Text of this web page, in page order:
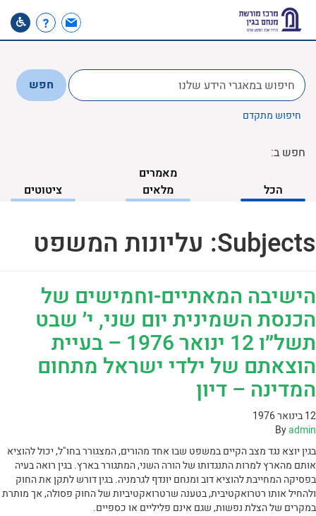
לחפש
ב:
חפש
חיפוש מתקדם
חפש ב:
הכל
מאמרים
מלאים
ציטוטים
Subjects: עליונות המשפט
הישיבה המאתיים-וחמישים של
הכנסת השמינית יום שני, י׳ שבט
תשל״ו 12 ינואר 1976 – בעיית
הוצאתם של ילדי ישראל מתחום
המדינה – דיון
12 בינואר 1976
Byadmin
בגין יוצא נגד מצב הקיים במשפט שבו אחד מהורים, המצגורר בחו"ל, יכול להוציא
אותם מהארץ למרות התנגדותו של הורה השני, המתגורר בארץ. בגין רואה בעיה
בפסיקה המחייבת להוציא דוב ומנחם יונדף לגרמניה. בגין דורש לתקן את החוק
ולהחיל אותו רטרואקטיבית, בטענה שרטרואקטיביות של החוק פסולה, אך מותרת
במקרים של הצלת נפשות, שגם אינם פליליים או כספיים.